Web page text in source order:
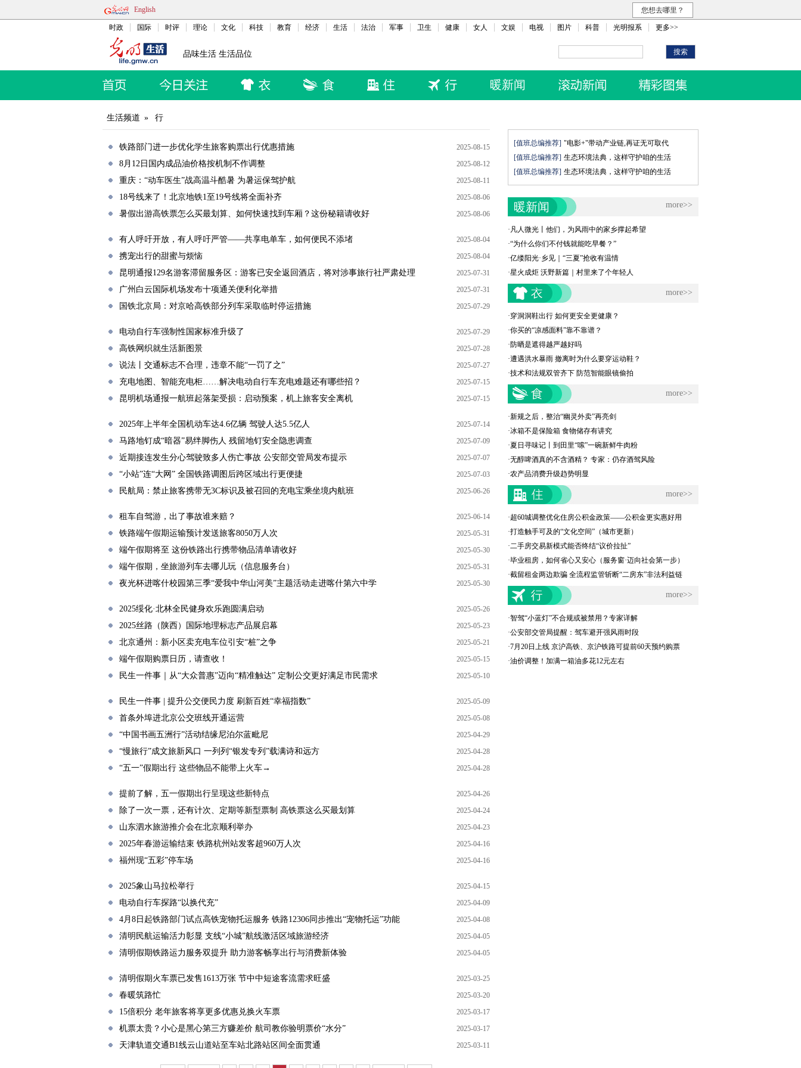
English 您想去哪里？
时政 国际 时评 理论 文化 科技 教育 经济 生活 法治 军事 卫生 健康 女人 文娱 电视 图片 科普 光明报系 更多>>
品味生活 生活品位
暖新闻
生活频道 » 行
铁路部门进一步优化学生旅客购票出行优惠措施 2025-08-15
8月12日国内成品油价格按机制不作调整 2025-08-12
重庆：“动车医生”战高温斗酷暑 为暑运保驾护航 2025-08-11
18号线来了！北京地铁1至19号线将全面补齐 2025-08-06
暑假出游高铁票怎么买最划算、如何快速找到车厢？这份秘籍请收好 2025-08-06
有人呼吁开放，有人呼吁严管——共享电单车，如何便民不添堵 2025-08-04
携宠出行的甜蜜与烦恼 2025-08-04
昆明通报129名游客滞留服务区：游客已安全返回酒店，将对涉事旅行社严肃处理 2025-07-31
广州白云国际机场发布十项通关便利化举措 2025-07-31
国铁北京局：对京哈高铁部分列车采取临时停运措施 2025-07-29
电动自行车强制性国家标准升级了 2025-07-29
高铁网织就生活新图景 2025-07-28
说法丨交通标志不合理，违章不能“一罚了之” 2025-07-27
充电地图、智能充电柜……解决电动自行车充电难题还有哪些招？ 2025-07-15
昆明机场通报一航班起落架受损：启动预案，机上旅客安全离机 2025-07-15
2025年上半年全国机动车达4.6亿辆 驾驶人达5.5亿人 2025-07-14
马路地钉成“暗器”易绊脚伤人 残留地钉安全隐患调查 2025-07-09
近期接连发生分心驾驶致多人伤亡事故 公安部交管局发布提示 2025-07-07
“小站”连“大网” 全国铁路调图后跨区域出行更便捷 2025-07-03
民航局：禁止旅客携带无3C标识及被召回的充电宝乘坐境内航班 2025-06-26
租车自驾游，出了事故谁来赔？ 2025-06-14
铁路端午假期运输预计发送旅客8050万人次 2025-05-31
端午假期将至 这份铁路出行携带物品清单请收好 2025-05-30
端午假期，坐旅游列车去哪儿玩（信息服务台） 2025-05-31
夜光杯进喀什校园第三季“爱我中华山河美”主题活动走进喀什第六中学 2025-05-30
2025绥化·北林全民健身欢乐跑圆满启动 2025-05-26
2025丝路（陕西）国际地理标志产品展启幕 2025-05-23
北京通州：新小区卖充电车位引安“桩”之争 2025-05-21
端午假期购票日历，请查收！ 2025-05-15
民生一件事｜从“大众普惠”迈向“精准触达” 定制公交更好满足市民需求 2025-05-10
民生一件事 | 提升公交便民力度 刷新百姓“幸福指数” 2025-05-09
首条外埠进北京公交班线开通运营 2025-05-08
“中国书画五洲行”活动结缘尼泊尔蓝毗尼 2025-04-29
“慢旅行”成文旅新风口 一列列“银发专列”载满诗和远方 2025-04-28
“五一”假期出行 这些物品不能带上火车→ 2025-04-28
提前了解，五一假期出行呈现这些新特点 2025-04-26
除了一次一票，还有计次、定期等新型票制 高铁票这么买最划算 2025-04-24
山东泗水旅游推介会在北京顺利举办 2025-04-23
2025年春游运输结束 铁路杭州站发客超960万人次 2025-04-16
福州现“五彩”停车场 2025-04-16
2025象山马拉松举行 2025-04-15
电动自行车探路“以换代充” 2025-04-09
4月8日起铁路部门试点高铁宠物托运服务 铁路12306同步推出“宠物托运”功能 2025-04-08
清明民航运输活力彰显 支线“小城”航线激活区域旅游经济 2025-04-05
清明假期铁路运力服务双提升 助力游客畅享出行与消费新体验 2025-04-05
清明假期火车票已发售1613万张 节中中短途客流需求旺盛 2025-03-25
春暖筑路忙 2025-03-20
15倍积分 老年旅客将享更多优惠兑换火车票 2025-03-17
机票太贵？小心是黑心第三方赚差价 航司教你验明票价“水分” 2025-03-17
天津轨道交通B1线云山道站至车站北路站区间全面贯通 2025-03-11
[值班总编推荐] "电影+"带动产业链,再证无可取代
[值班总编推荐] 生态环境法典，这样守护咱的生活
[值班总编推荐] 生态环境法典，这样守护咱的生活
暖新闻 more>>
·凡人微光丨他们，为风雨中的家乡撑起希望
·“为什么你们不付钱就能吃早餐？”
·亿缕阳光·乡见｜“三夏”抢收有温情
·星火成炬 沃野新篇｜村里来了个年轻人
more>>
·穿洞洞鞋出行 如何更安全更健康？
·你买的“凉感面料”靠不靠谱？
·防晒是遮得越严越好吗
·遭遇洪水暴雨 撤离时为什么要穿运动鞋？
·技术和法规双管齐下 防范智能眼镜偷拍
more>>
·新规之后，整治“幽灵外卖”再亮剑
·冰箱不是保险箱 食物储存有讲究
·夏日寻味记丨到田里“嗦”一碗新鲜牛肉粉
·无醇啤酒真的不含酒精？ 专家：仍存酒驾风险
·农产品消费升级趋势明显
more>>
·超60城调整优化住房公积金政策——公积金更实惠好用
·打造触手可及的“文化空间”（城市更新）
·二手房交易新模式能否终结“议价拉扯”
·毕业租房，如何省心又安心（服务窗·迈向社会第一步）
·截留租金两边欺骗 全流程监管斩断“二房东”非法利益链
more>>
·智驾“小蓝灯”不合规或被禁用？专家详解
·公安部交管局提醒：驾车避开强风雨时段
·7月20日上线 京沪高铁、京沪铁路可提前60天预约购票
·油价调整！加满一箱油多花12元左右